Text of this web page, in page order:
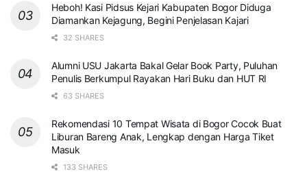
Heboh! Kasi Pidsus Kejari Kabupaten Bogor Diduga
Diamankan Kejagung, Begini Penjelasan Kajari
32 SHARES
Alumni USU Jakarta Bakal Gelar Book Party, Puluhan
Penulis Berkumpul Rayakan Hari Buku dan HUT RI
63 SHARES
Rekomendasi 10 Tempat Wisata di Bogor Cocok Buat
Liburan Bareng Anak, Lengkap dengan Harga Tiket
Masuk
133 SHARES